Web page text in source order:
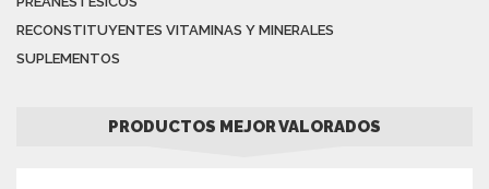
RECONSTITUYENTES VITAMINAS Y MINERALES
SUPLEMENTOS
PRODUCTOS MEJOR VALORADOS